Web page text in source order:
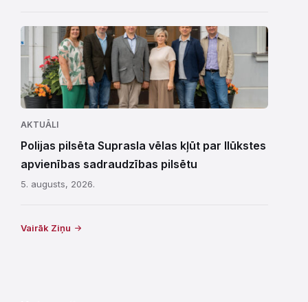
AKTUĀLI
Polijas pilsēta Suprasla vēlas kļūt par Ilūkstes
apvienības sadraudzības pilsētu
5. augusts, 2026.
Vairāk Ziņu